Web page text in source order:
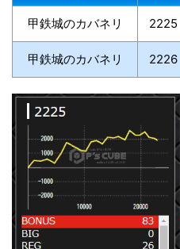
甲鉄城のカバネリ 2225
甲鉄城のカバネリ 2226